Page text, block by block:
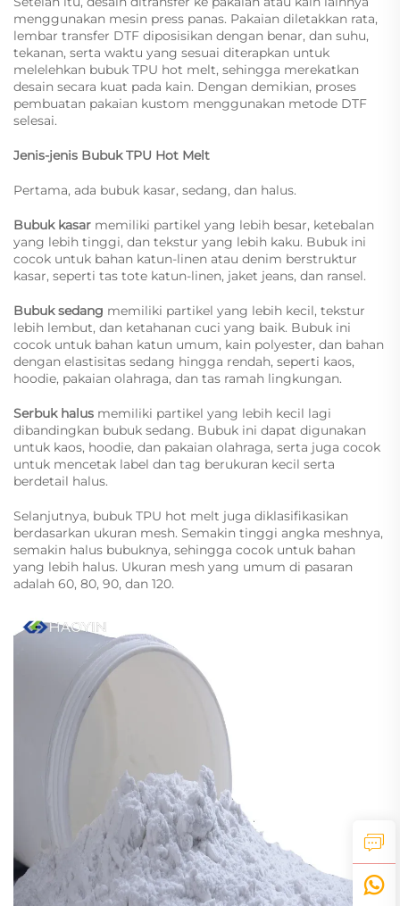
menggunakan mesin press panas. Pakaian diletakkan rata,
lembar transfer DTF diposisikan dengan benar, dan suhu,
tekanan, serta waktu yang sesuai diterapkan untuk
melelehkan bubuk TPU hot melt, sehingga merekatkan
desain secara kuat pada kain. Dengan demikian, proses
pembuatan pakaian kustom menggunakan metode DTF
selesai.
Jenis-jenis Bubuk TPU Hot Melt
Pertama, ada bubuk kasar, sedang, dan halus.
Bubuk kasar memiliki partikel yang lebih besar, ketebalan
yang lebih tinggi, dan tekstur yang lebih kaku. Bubuk ini
cocok untuk bahan katun-linen atau denim berstruktur
kasar, seperti tas tote katun-linen, jaket jeans, dan ransel.
Bubuk sedang memiliki partikel yang lebih kecil, tekstur
lebih lembut, dan ketahanan cuci yang baik. Bubuk ini
cocok untuk bahan katun umum, kain polyester, dan bahan
dengan elastisitas sedang hingga rendah, seperti kaos,
hoodie, pakaian olahraga, dan tas ramah lingkungan.
Serbuk halus memiliki partikel yang lebih kecil lagi
dibandingkan bubuk sedang. Bubuk ini dapat digunakan
untuk kaos, hoodie, dan pakaian olahraga, serta juga cocok
untuk mencetak label dan tag berukuran kecil serta
berdetail halus.
Selanjutnya, bubuk TPU hot melt juga diklasifikasikan
berdasarkan ukuran mesh. Semakin tinggi angka meshnya,
semakin halus bubuknya, sehingga cocok untuk bahan
yang lebih halus. Ukuran mesh yang umum di pasaran
adalah 60, 80, 90, dan 120.